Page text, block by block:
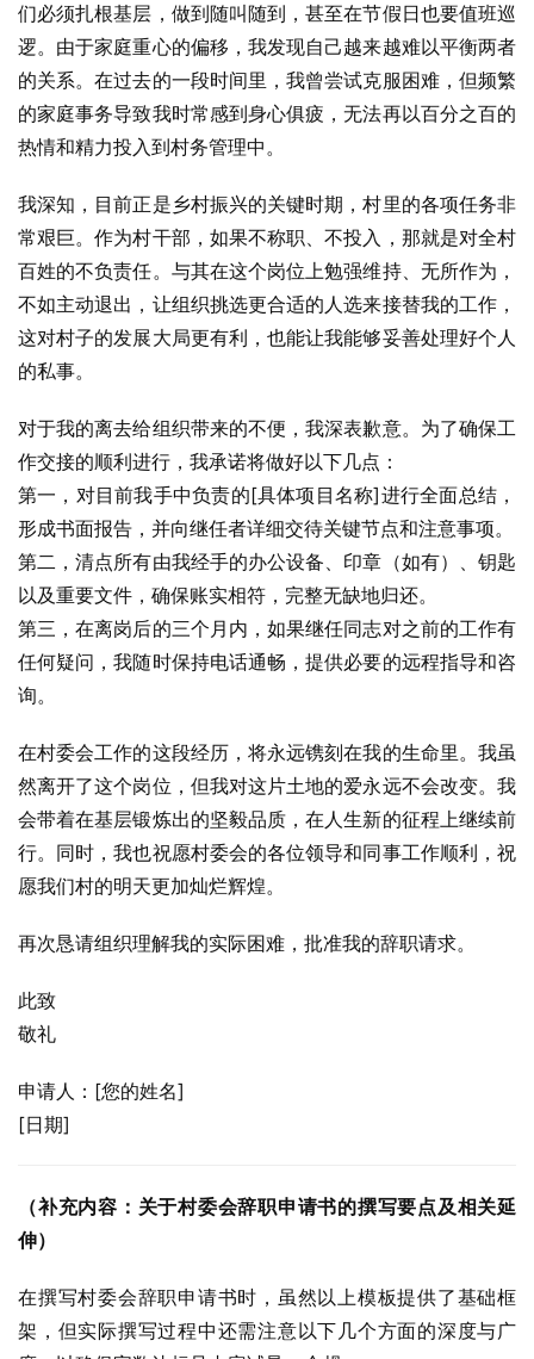
们必须扎根基层，做到随叫随到，甚至在节假日也要值班巡
逻。由于家庭重心的偏移，我发现自己越来越难以平衡两者
的关系。在过去的一段时间里，我曾尝试克服困难，但频繁
的家庭事务导致我时常感到身心俱疲，无法再以百分之百的
热情和精力投入到村务管理中。
我深知，目前正是乡村振兴的关键时期，村里的各项任务非
常艰巨。作为村干部，如果不称职、不投入，那就是对全村
百姓的不负责任。与其在这个岗位上勉强维持、无所作为，
不如主动退出，让组织挑选更合适的人选来接替我的工作，
这对村子的发展大局更有利，也能让我能够妥善处理好个人
的私事。
对于我的离去给组织带来的不便，我深表歉意。为了确保工
作交接的顺利进行，我承诺将做好以下几点：
第一，对目前我手中负责的[具体项目名称]进行全面总结，
形成书面报告，并向继任者详细交待关键节点和注意事项。
第二，清点所有由我经手的办公设备、印章（如有）、钥匙
以及重要文件，确保账实相符，完整无缺地归还。
第三，在离岗后的三个月内，如果继任同志对之前的工作有
任何疑问，我随时保持电话通畅，提供必要的远程指导和咨
询。
在村委会工作的这段经历，将永远镌刻在我的生命里。我虽
然离开了这个岗位，但我对这片土地的爱永远不会改变。我
会带着在基层锻炼出的坚毅品质，在人生新的征程上继续前
行。同时，我也祝愿村委会的各位领导和同事工作顺利，祝
愿我们村的明天更加灿烂辉煌。
再次恳请组织理解我的实际困难，批准我的辞职请求。
此致
敬礼
申请人：[您的姓名]
[日期]
（补充内容：关于村委会辞职申请书的撰写要点及相关延
伸）
在撰写村委会辞职申请书时，虽然以上模板提供了基础框
架，但实际撰写过程中还需注意以下几个方面的深度与广